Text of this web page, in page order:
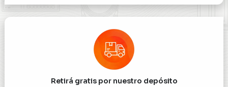
Retirá gratis por nuestro depósito